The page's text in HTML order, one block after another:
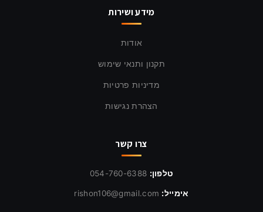
מידע ושירות
אודות
תקנון ותנאי שימוש
מדיניות פרטיות
הצהרת נגישות
צרו קשר
טלפון: 054-760-6388
אימייל: rishon106@gmail.com